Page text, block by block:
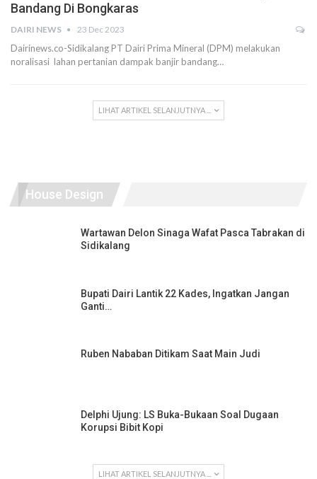
Bandang Di Bongkaras
DAIRI NEWS 23 Dec 2023
Dairinews.co-Sidikalang PT Dairi Prima Mineral (DPM) melakukan
noralisasi lahan pertanian dampak banjir bandang…
LIHAT ARTIKEL SELANJUTNYA ...
House Design
Wartawan Delon Sinaga Wafat Pasca Tabrakan di
Sidikalang
Bupati Dairi Lantik 22 Kades, Ingatkan Jangan
Ganti…
Ruben Nababan Ditikam Saat Main Judi
Delphi Ujung: LS Buka-Bukaan Soal Dugaan
Korupsi Bibit Kopi
LIHAT ARTIKEL SELANJUTNYA ...